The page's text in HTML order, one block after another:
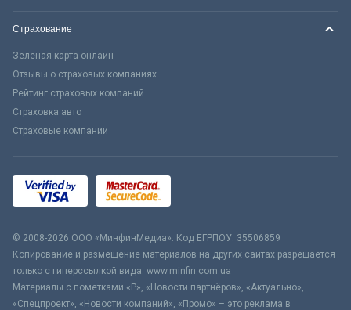
Страхование
Зеленая карта онлайн
Отзывы о страховых компаниях
Рейтинг страховых компаний
Страховка авто
Страховые компании
© 2008-2026 ООО «МинфинМедиа». Код ЕГРПОУ: 35506859
Копирование и размещение материалов на других сайтах разрешается
только с гиперссылкой вида: www.minfin.com.ua
Материалы с пометками «Р», «Новости партнёров», «Актуально»,
«Спецпроект», «Новости компаний», «Промо» – это реклама в